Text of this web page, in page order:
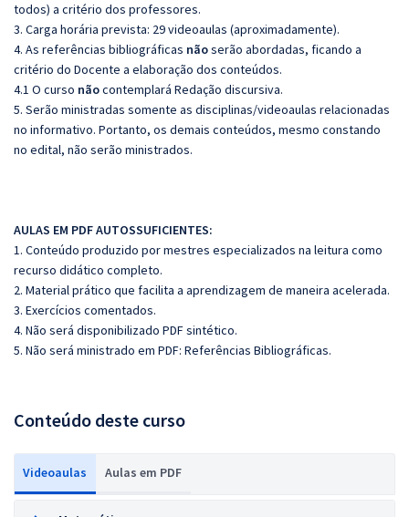
todos) a critério dos professores.
3. Carga horária prevista: 29 videoaulas (aproximadamente).
4. As referências bibliográficas nãoserão abordadas, ficando a
critério do Docente a elaboração dos conteúdos.
4.1 O curso nãocontemplará Redação discursiva.
5. Serão ministradas somente as disciplinas/videoaulas relacionadas
no informativo. Portanto, os demais conteúdos, mesmo constando
no edital, não serão ministrados.
AULAS EM PDF AUTOSSUFICIENTES:
1. Conteúdo produzido por mestres especializados na leitura como
recurso didático completo.
2. Material prático que facilita a aprendizagem de maneira acelerada.
3. Exercícios comentados.
4. Não será disponibilizado PDF sintético.
5. Não será ministrado em PDF: Referências Bibliográficas.
Conteúdo deste curso
Videoaulas Aulas em PDF